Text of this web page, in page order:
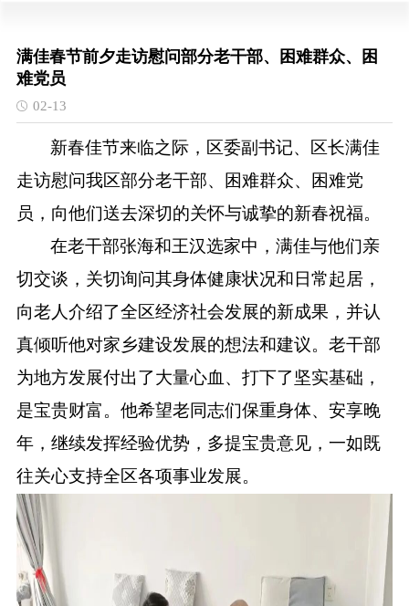
满佳春节前夕走访慰问部分老干部、困难群众、困
难党员
02-13
新春佳节来临之际，区委副书记、区长满佳
走访慰问我区部分老干部、困难群众、困难党
员，向他们送去深切的关怀与诚挚的新春祝福。
在老干部张海和王汉选家中，满佳与他们亲
切交谈，关切询问其身体健康状况和日常起居，
向老人介绍了全区经济社会发展的新成果，并认
真倾听他对家乡建设发展的想法和建议。老干部
为地方发展付出了大量心血、打下了坚实基础，
是宝贵财富。他希望老同志们保重身体、安享晚
年，继续发挥经验优势，多提宝贵意见，一如既
往关心支持全区各项事业发展。